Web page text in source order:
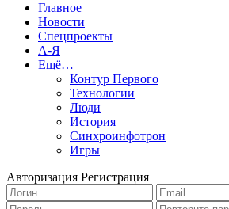
Главное
Новости
Спецпроекты
А-Я
Ещё…
Контур Первого
Технологии
Люди
История
Синхроинфотрон
Игры
Авторизация Регистрация